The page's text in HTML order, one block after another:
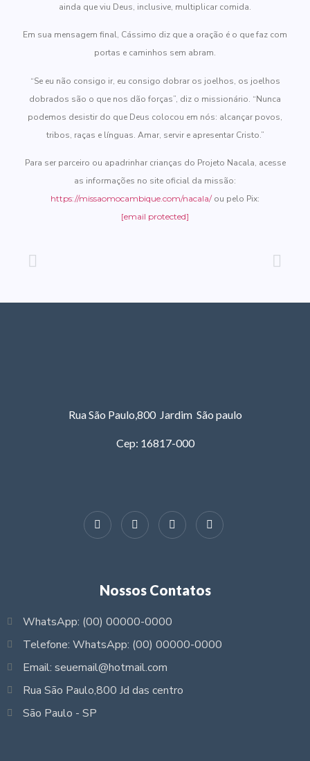
ainda que viu Deus, inclusive, multiplicar comida.
Em sua mensagem final, Cássimo diz que a oração é o que faz com
portas e caminhos sem abram.
“Se eu não consigo ir, eu consigo dobrar os joelhos, os joelhos
dobrados são o que nos dão forças”, diz o missionário. “Nunca
podemos desistir do que Deus colocou em nós: alcançar povos,
tribos, raças e línguas. Amar, servir e apresentar Cristo.”
Para ser parceiro ou apadrinhar crianças do Projeto Nacala, acesse
as informações no site oficial da missão:
https://missaomocambique.com/nacala/ou pelo Pix:
[email protected]
Rua São Paulo,800 Jardim São paulo
Cep: 16817-000
Nossos Contatos
WhatsApp: (00) 00000-0000
Telefone: WhatsApp: (00) 00000-0000
Email: seuemail@hotmail.com
Rua São Paulo,800 Jd das centro
São Paulo - SP